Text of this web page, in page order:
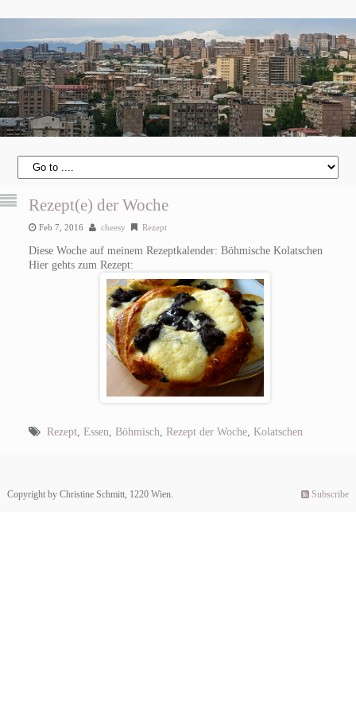
Rezept(e) der Woche
Feb 7, 2016 cheesy Rezept
Diese Woche auf meinem Rezeptkalender: Böhmische Kolatschen
Hier gehts zum Rezept:
Rezept, Essen Böhmisch Rezept der Woche, Kolatschen
Copyright by Christine Schmitt, 1220 Wien. Subscribe